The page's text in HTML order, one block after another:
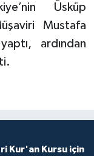
Üsküp
Mustafa
ardından
Kur'an Kursu için